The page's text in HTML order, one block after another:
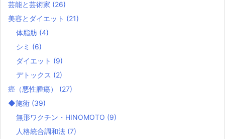
芸能と芸術家 (26)
美容とダイエット (21)
体脂肪 (4)
シミ (6)
ダイエット (9)
デトックス (2)
癌（悪性腫瘍） (27)
◆施術 (39)
無形ワクチン・HINOMOTO (9)
人格統合調和法 (7)